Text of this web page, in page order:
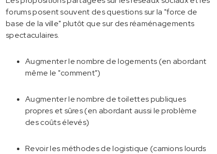
forums posent souvent des questions sur la "force de
base de la ville" plutôt que sur des réaménagements
spectaculaires.
Augmenter le nombre de logements (en abordant
même le "comment")
Augmenter le nombre de toilettes publiques
propres et sûres (en abordant aussi le problème
des coûts élevés)
Revoir les méthodes de logistique (camions lourds